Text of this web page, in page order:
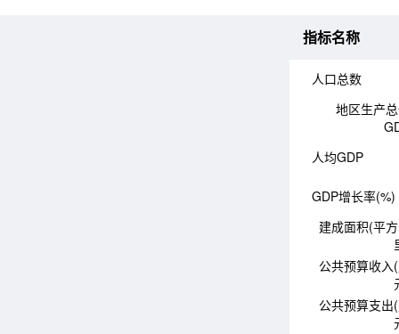
指标名称
人口总数
地区生产
人均GDP
GDP增长率(%)
建成面积(平
公共预算收入
公共预算支出